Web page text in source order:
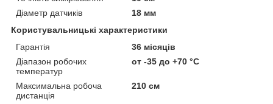
Діаметр датчиків
18 мм
Користувальницькі характеристики
Гарантія
36 місяців
Діапазон робочих
температур
от -35 до +70 °С
Максимальна робоча
дистанція
210 см